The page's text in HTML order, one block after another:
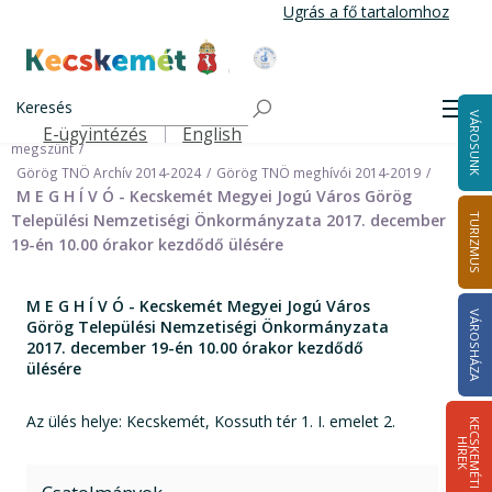
tartalomra
Ugrás a fő tartalomhoz
Kecskemét Város Honlapja
Keresés
Felső navigáció
E-ügyintézés English VÁROSUNK
TURIZMUS
VÁROSHÁZA
K
E
C
S
K
E
M
É
T
I
HÍ
R
E
K
Önkormányzat
Nemzetiségi Önkormányzatok
Görög Települési Nemzetiségi Önkormányzat (Archív) 2024.09.30-án
megszünt
Görög TNÖ Archív 2014-2024
Görög TNÖ meghívói 2014-2019
M E G H Í V Ó - Kecskemét Megyei Jogú Város Görög
Települési Nemzetiségi Önkormányzata 2017. december
19-én 10.00 órakor kezdődő ülésére
M E G H Í V Ó - Kecskemét Megyei Jogú Város
Görög Települési Nemzetiségi Önkormányzata
2017. december 19-én 10.00 órakor kezdődő
ülésére
Az ülés helye: Kecskemét, Kossuth tér 1. I. emelet 2.